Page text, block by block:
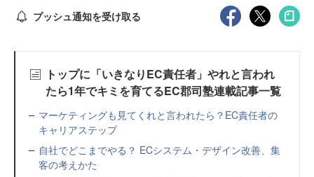
プッシュ通知を受け取る
トップに「いきなりEC責任者」やれと言われ
たら1年でキミを育てるEC郡司塾連載記事一覧
マーケティングも見てくれと言われたら？EC責任者の
キャリアステップ
自社でどこまでやる？ ECシステム・デザイン改善、集
客の考えかた